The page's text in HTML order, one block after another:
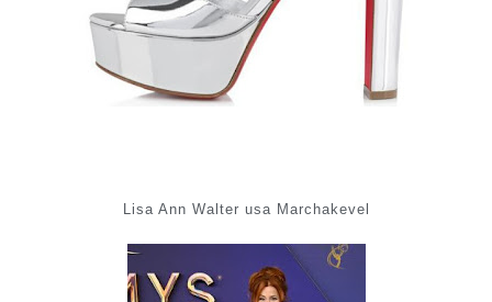
Lisa Ann Walter usa Marchakevel